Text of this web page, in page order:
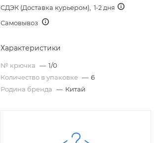
СДЭК (Доставка курьером), 1-2 дня
Самовывоз
Характеристики
№ крючка — 1/0
Количество в упаковке — 6
Родина бренда — Китай